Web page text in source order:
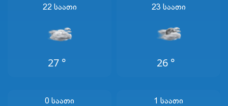
22 Საათი
27 °
23 Საათი
26 °
0 Საათი 1 Საათი